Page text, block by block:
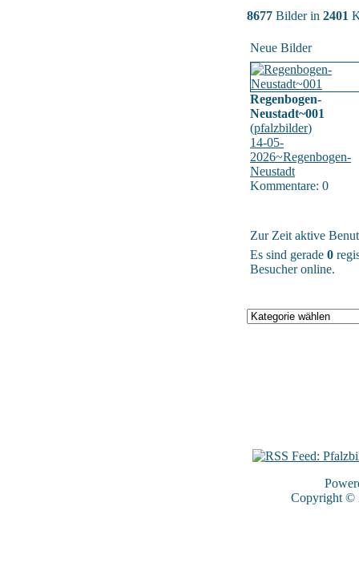
8677 Bilder in 2401
Neue Bilder
Regenbogen-
Neustadt~001
(pfalzbilder)
14-05-
2026~Regenbogen-
Neustadt
Kommentare: 0
Zur Zeit aktive
Es sind gerade 0
Besucher online.
Copyright ©